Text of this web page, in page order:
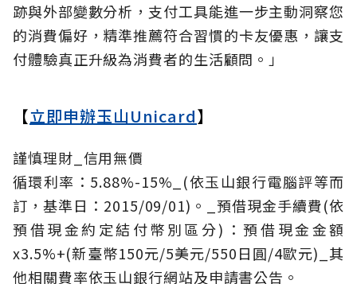
跡與外部變數分析，支付工具能進一步主動洞察您
的消費偏好，精準推薦符合習慣的卡友優惠，讓支
付體驗真正升級為消費者的生活顧問。」
【立即申辦玉山Unicard】
謹慎理財_信用無價
循環利率：5.88%-15%_(依玉山銀行電腦評等而
訂，基準日：2015/09/01)。_預借現金手續費(依
預借現金約定結付幣別區分)：預借現金金額
x3.5%+(新臺幣150元/5美元/550日圓/4歐元)_其
他相關費率依玉山銀行網站及申請書公告。